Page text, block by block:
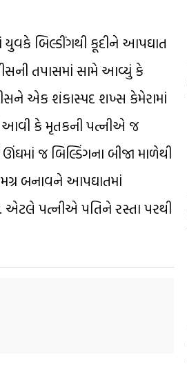
યુવકે બિલ્ડીંગથી કૂદીને આપઘાત
તપાસમાં સામે આવ્યું કે
એક શંકાસ્પદ શખ્સ કેમેરામાં
આવી કે મૃતકની પત્નીએ જ
જ બિલ્ડિંગના બીજા માળેથી
બનાવને આપઘાતમાં
એટલે પત્નીએ પતિને રસ્તા પરથી